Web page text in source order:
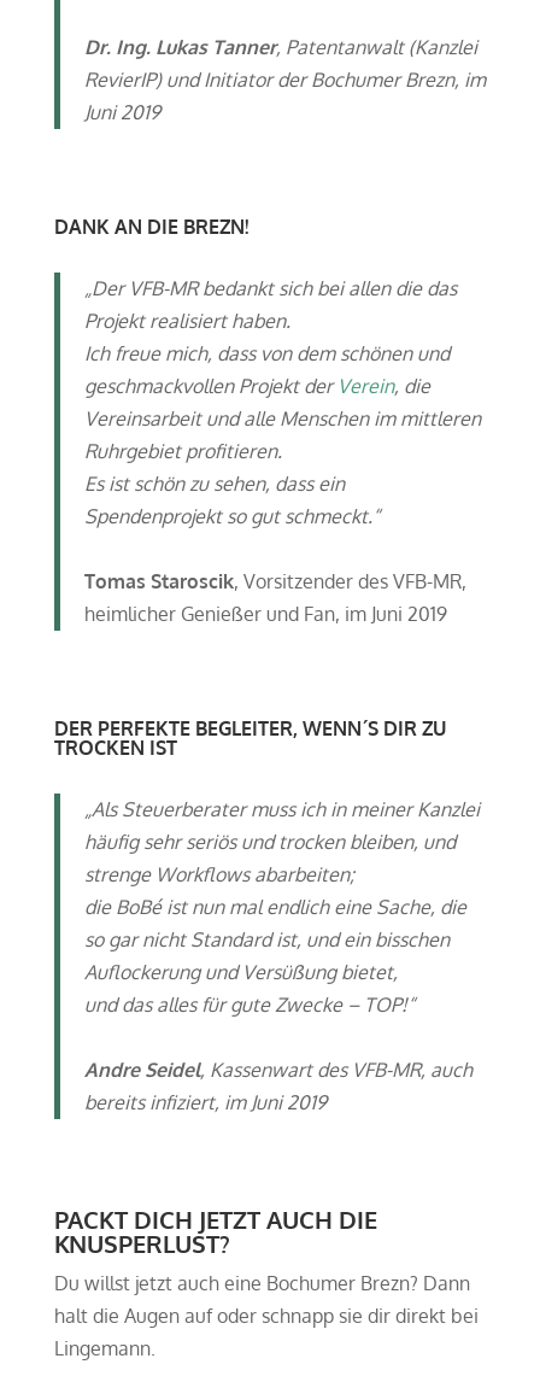
Dr. Ing. Lukas Tanner, Patentanwalt (Kanzlei
RevierIP) und Initiator der Bochumer Brezn, im
Juni 2019
DANK AN DIE BREZN!
„Der VFB-MR bedankt sich bei allen die das
Projekt realisiert haben.
Ich freue mich, dass von dem schönen und
geschmackvollen Projekt der Verein, die
Vereinsarbeit und alle Menschen im mittleren
Ruhrgebiet profitieren.
Es ist schön zu sehen, dass ein
Spendenprojekt so gut schmeckt.“
Tomas Staroscik, Vorsitzender des VFB-MR,
heimlicher Genießer und Fan, im Juni 2019
DER PERFEKTE BEGLEITER, WENN´S DIR ZU
TROCKEN IST
„Als Steuerberater muss ich in meiner Kanzlei
häufig sehr seriös und trocken bleiben, und
strenge Workflows abarbeiten;
die BoBé ist nun mal endlich eine Sache, die
so gar nicht Standard ist, und ein bisschen
Auflockerung und Versüßung bietet,
und das alles für gute Zwecke – TOP!“
Andre Seidel, Kassenwart des VFB-MR, auch
bereits infiziert, im Juni 2019
PACKT DICH JETZT AUCH DIE
KNUSPERLUST?
Du willst jetzt auch eine Bochumer Brezn? Dann
halt die Augen auf oder schnapp sie dir direkt bei
Lingemann.